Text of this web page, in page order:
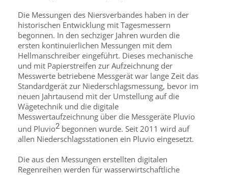
Die Messungen des Niersverbandes haben in der
historischen Entwicklung mit Tagesmessern
begonnen. In den sechziger Jahren wurden die
ersten kontinuierlichen Messungen mit dem
Hellmanschreiber eingeführt. Dieses mechanische
und mit Papierstreifen zur Aufzeichnung der
Messwerte betriebene Messgerät war lange Zeit das
Standardgerät zur Niederschlagsmessung, bevor im
neuen Jahrtausend mit der Umstellung auf die
Wägetechnik und die digitale
Messwertaufzeichnung über die Messgeräte Pluvio
und Pluvio2 begonnen wurde. Seit 2011 wird auf
allen Niederschlagsstationen ein Pluvio eingesetzt.
Die aus den Messungen erstellten digitalen
Regenreihen werden für wasserwirtschaftliche